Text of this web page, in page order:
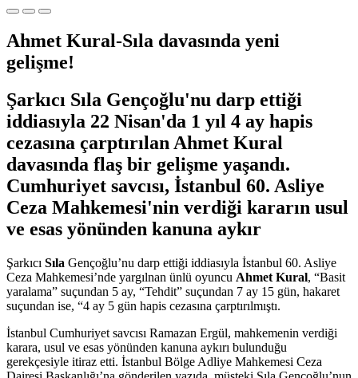
Ahmet Kural-Sıla davasında yeni
gelişme!
Şarkıcı Sıla Gençoğlu'nu darp ettiği
iddiasıyla 22 Nisan'da 1 yıl 4 ay hapis
cezasına çarptırılan Ahmet Kural
davasında flaş bir gelişme yaşandı.
Cumhuriyet savcısı, İstanbul 60. Asliye
Ceza Mahkemesi'nin verdiği kararın usul
ve esas yönünden kanuna aykır
Şarkıcı Sıla Gençoğlu’nu darp ettiği iddiasıyla İstanbul 60. Asliye
Ceza Mahkemesi’nde yargılnan ünlü oyuncu Ahmet Kural, “Basit
yaralama” suçundan 5 ay, “Tehdit” suçundan 7 ay 15 gün, hakaret
suçundan ise, “4 ay 5 gün hapis cezasına çarptırılmıştı.
İstanbul Cumhuriyet savcısı Ramazan Ergül, mahkemenin verdiği
karara, usul ve esas yönünden kanuna aykırı bulunduğu
gerekçesiyle itiraz etti. İstanbul Bölge Adliye Mahkemesi Ceza